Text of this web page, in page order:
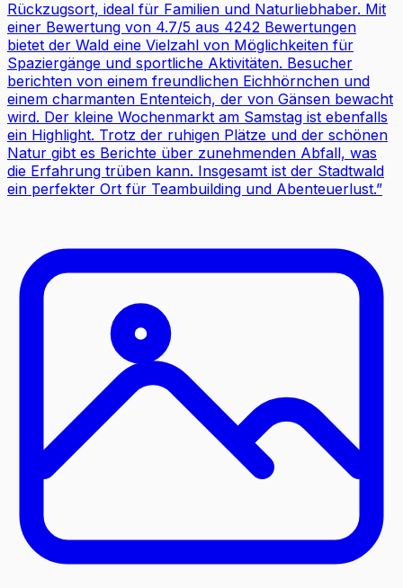
Rückzugsort, ideal für Familien und Naturliebhaber. Mit
einer Bewertung von 4.7/5 aus 4242 Bewertungen
bietet der Wald eine Vielzahl von Möglichkeiten für
Spaziergänge und sportliche Aktivitäten. Besucher
berichten von einem freundlichen Eichhörnchen und
einem charmanten Ententeich, der von Gänsen bewacht
wird. Der kleine Wochenmarkt am Samstag ist ebenfalls
ein Highlight. Trotz der ruhigen Plätze und der schönen
Natur gibt es Berichte über zunehmenden Abfall, was
die Erfahrung trüben kann. Insgesamt ist der Stadtwald
ein perfekter Ort für Teambuilding und Abenteuerlust.”